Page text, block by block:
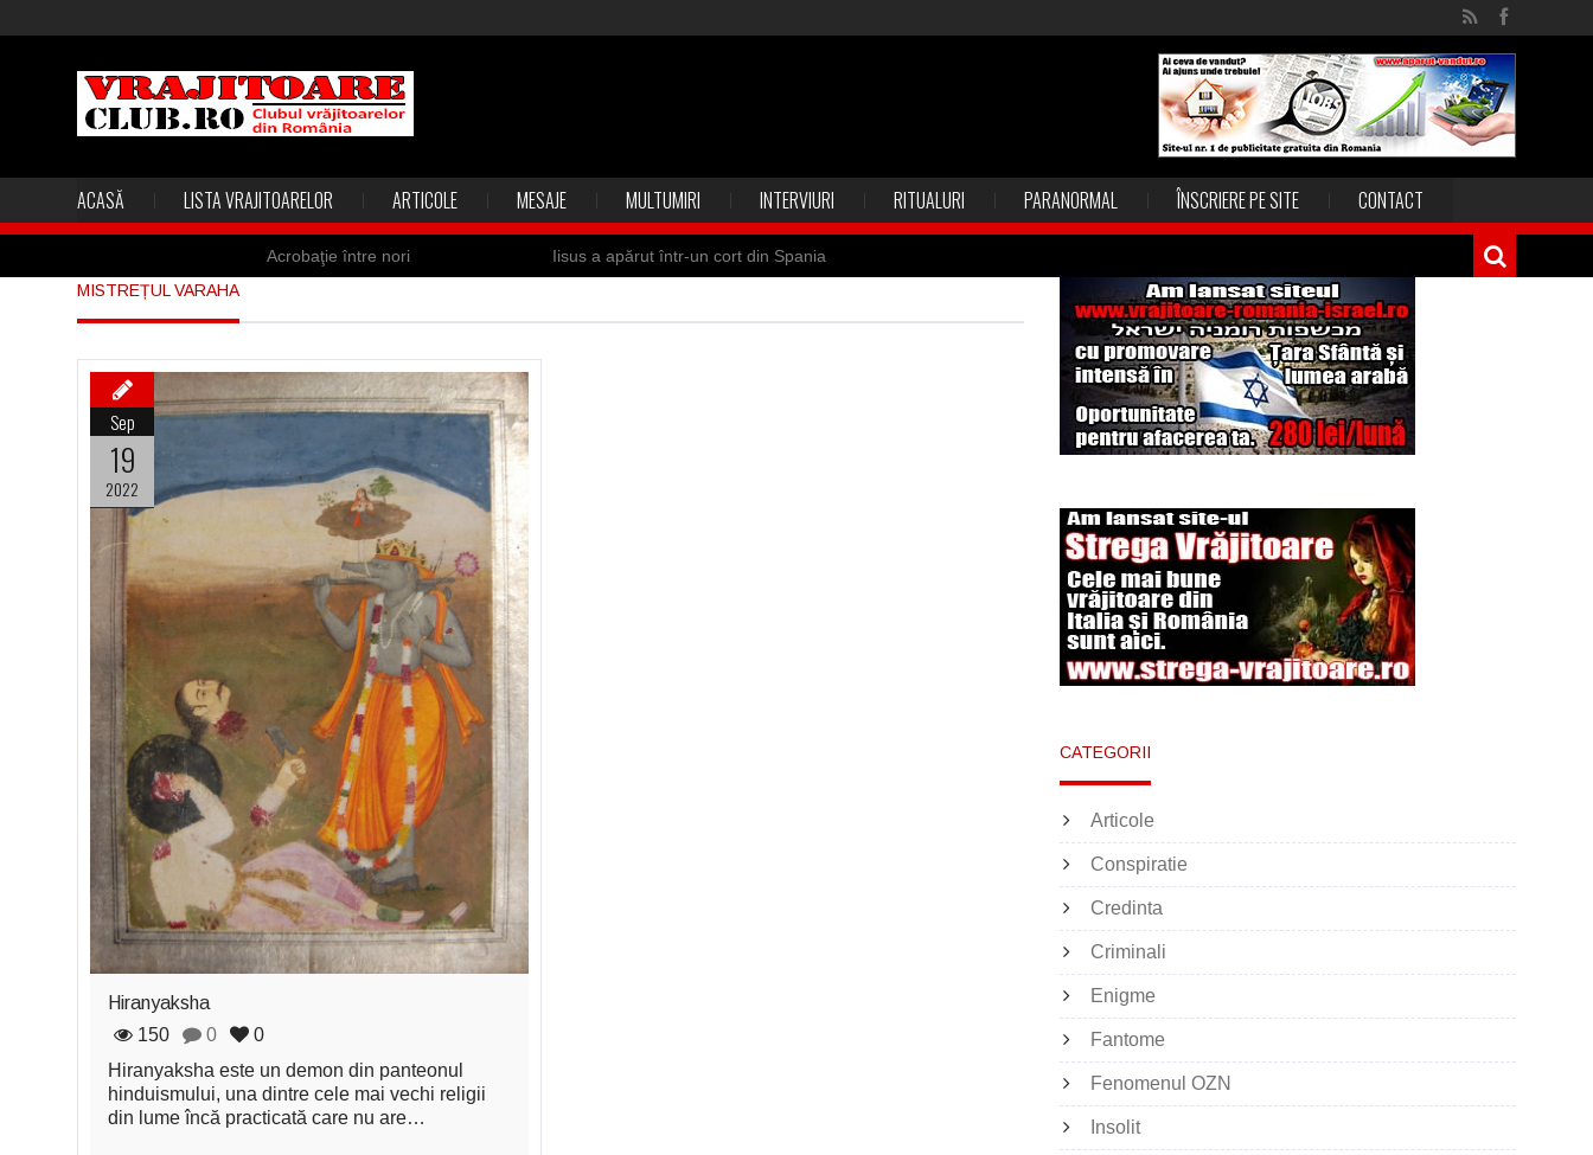
ACASĂ LISTA VRAJITOARELOR ARTICOLE MESAJE MULTUMIRI INTERVIURI RITUALURI PARANORMAL ÎNSCRIERE PE SITE CONTACT
Acrobaţie între nori Iisus a apărut într-un cort din Spania
Magia în Thailanda
Derba, un oraş misterios vizitat şi de sfântul Petre
Şi-a vândut soţia pentru un ritual de magie neagră
MISTREȚUL VARAHA
Sep
19
2022
Hiranyaksha
150
0
0
Hiranyaksha este un demon din panteonul
hinduismului, una dintre cele mai vechi religii
din lume încă practicată care nu are…
CATEGORII
Articole
Conspiratie
Credinta
Criminali
Enigme
Fantome
Fenomenul OZN
Insolit